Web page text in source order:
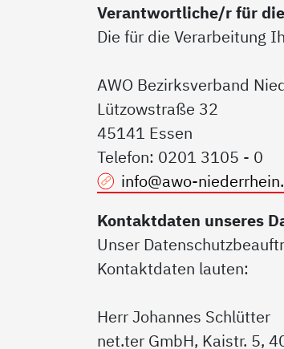
Verantwortliche/r für
Die für die Verarbeitung
AWO Bezirksverband
Lützowstraße 32
45141 Essen
Telefon: 0201 3105 - 0
info@awo-
Kontaktdaten unseres
Unser
Kontaktdaten lauten:
Herr Johannes Schlütter
net.ter GmbH, Kaistr. 5,